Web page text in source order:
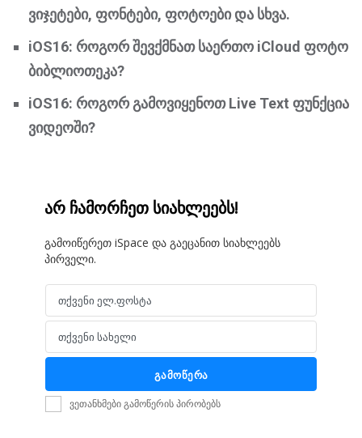
ვიჯეტები, ფონტები, ფოტოები და სხვა.
iOS16: როგორ შევქმნათ საერთო iCloud ფოტო
ბიბლიოთეკა?
iOS16: როგორ გამოვიყენოთ Live Text ფუნქცია
ვიდეოში?
არ ჩამორჩეთ სიახლეებს!
გამოიწერეთ iSpace და გაეცანით სიახლეებს
პირველი.
Email
თქვენი ელ.ფოსტა
Name
თქვენი სახელი
გამოწერა
ვეთანხმები გამოწერის პირობებს